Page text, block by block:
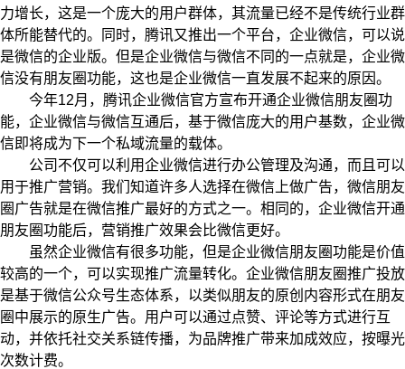
力增长，这是一个庞大的用户群体，其流量已经不是传统行业群
体所能替代的。同时，腾讯又推出一个平台，企业微信，可以说
是微信的企业版。但是企业微信与微信不同的一点就是，企业微
信没有朋友圈功能，这也是企业微信一直发展不起来的原因。
今年12月，腾讯企业微信官方宣布开通企业微信朋友圈功
能，企业微信与微信互通后，基于微信庞大的用户基数，企业微
信即将成为下一个私域流量的载体。
公司不仅可以利用企业微信进行办公管理及沟通，而且可以
用于推广营销。我们知道许多人选择在微信上做广告，微信朋友
圈广告就是在微信推广最好的方式之一。相同的，企业微信开通
朋友圈功能后，营销推广效果会比微信更好。
虽然企业微信有很多功能，但是企业微信朋友圈功能是价值
较高的一个，可以实现推广流量转化。企业微信朋友圈推广投放
是基于微信公众号生态体系，以类似朋友的原创内容形式在朋友
圈中展示的原生广告。用户可以通过点赞、评论等方式进行互
动，并依托社交关系链传播，为品牌推广带来加成效应，按曝光
次数计费。